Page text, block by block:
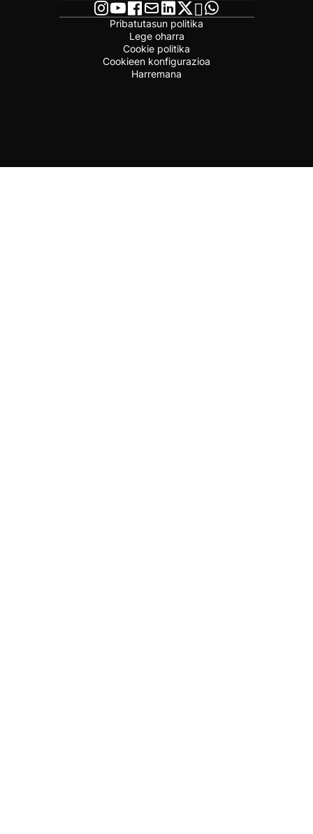
Pribatutasun politika
Lege oharra
Cookie politika
Cookieen konfigurazioa
Harremana